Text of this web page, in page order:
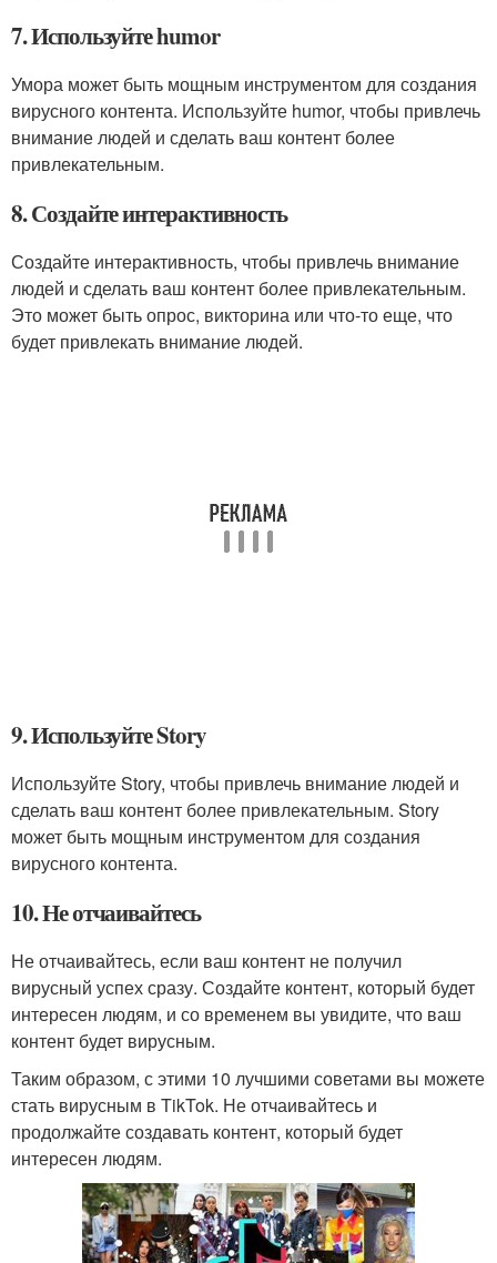
7. Используйте humor
Умора может быть мощным инструментом для создания
вирусного контента. Используйте humor, чтобы привлечь
внимание людей и сделать ваш контент более
привлекательным.
8. Создайте интерактивность
Создайте интерактивность, чтобы привлечь внимание
людей и сделать ваш контент более привлекательным.
Это может быть опрос, викторина или что-то еще, что
будет привлекать внимание людей.
9. Используйте Story
Используйте Story, чтобы привлечь внимание людей и
сделать ваш контент более привлекательным. Story
может быть мощным инструментом для создания
вирусного контента.
10. Не отчаивайтесь
Не отчаивайтесь, если ваш контент не получил
вирусный успех сразу. Создайте контент, который будет
интересен людям, и со временем вы увидите, что ваш
контент будет вирусным.
Таким образом, с этими 10 лучшими советами вы можете
стать вирусным в TikTok. Не отчаивайтесь и
продолжайте создавать контент, который будет
интересен людям.